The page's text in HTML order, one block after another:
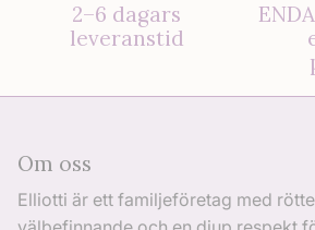
2–6 dagars
leveranstid
Om oss
Elliotti är ett familjeföretag med